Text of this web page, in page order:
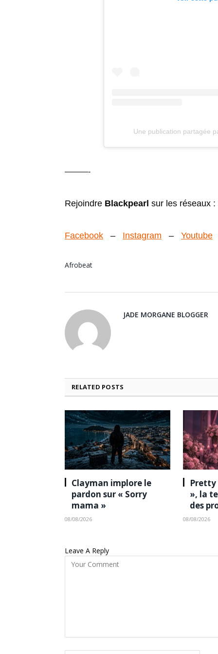
Une publication partagée
———-
Rejoindre Blackpearl sur les réseaux :
Facebook – Instagram – Youtube
Afrobeat
JADE MORGANE BLOGGER
RELATED POSTS
Clayman implore le
pardon sur « Sorry
mama »
08/08/2026
Pretty
», la
des
08/08/2026
Leave A Reply